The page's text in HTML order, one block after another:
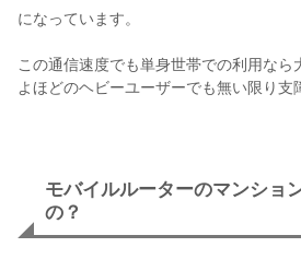
になっています。
この通信速度でも単身世帯での利用なら
よほどのヘビーユーザーでも無い限り支
モバイルルーターのマンショ
の？